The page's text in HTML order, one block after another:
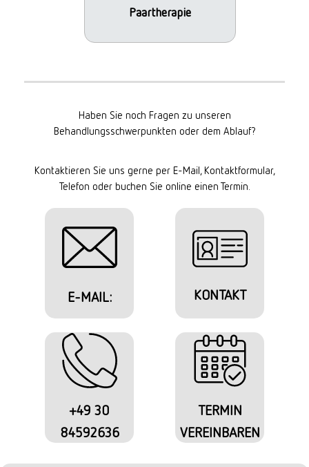
Paartherapie
Haben Sie noch Fragen zu unseren
Behandlungsschwerpunkten oder dem Ablauf?
Kontaktieren Sie uns gerne per E-Mail, Kontaktformular,
Telefon oder buchen Sie online einen Termin.
E-MAIL: KONTAKT
+49 30
84592636
TERMIN
VEREINBAREN